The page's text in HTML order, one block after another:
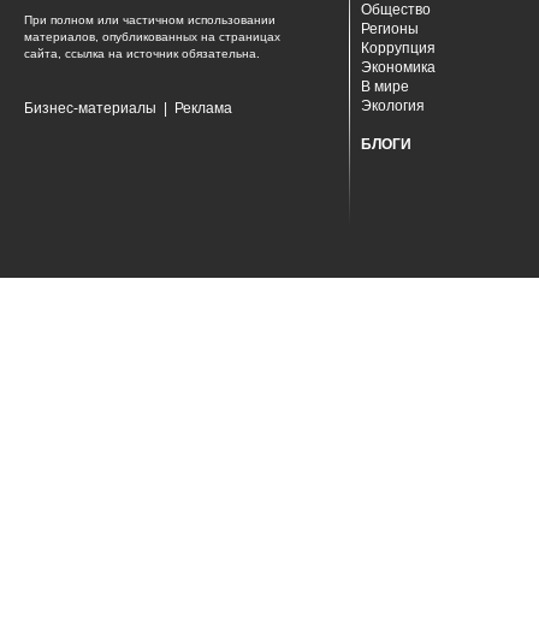
При полном или частичном использовании
материалов, опубликованных на страницах
сайта, ссылка на источник обязательна.
Бизнес-материалы Реклама
Общество
Регионы
Коррупция
Экономика
В мире
Экология
БЛОГИ